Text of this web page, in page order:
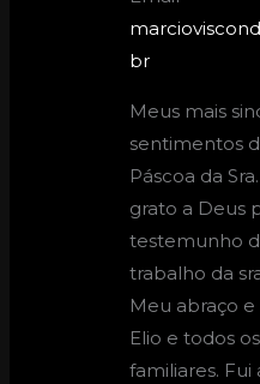
br
Meus mais
sentimentos
Páscoa da
grato a Deus
testemunho
trabalho da
Meu abraço
Elio e todos
familiares.